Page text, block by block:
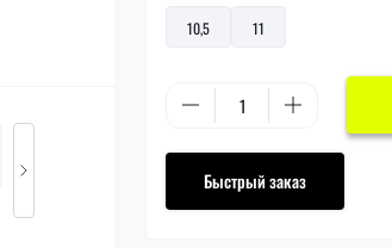
10,5 11
Быстрый заказ